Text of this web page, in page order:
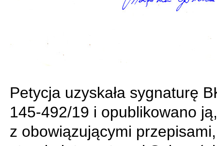
Petycja uzyskała sygnaturę
145-492/19 i opublikowano
z obowiązującymi